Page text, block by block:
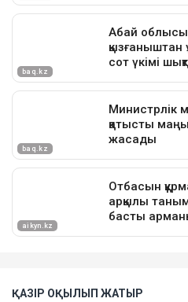
ҚАЗІР ОҚЫЛЫП ЖАТЫР